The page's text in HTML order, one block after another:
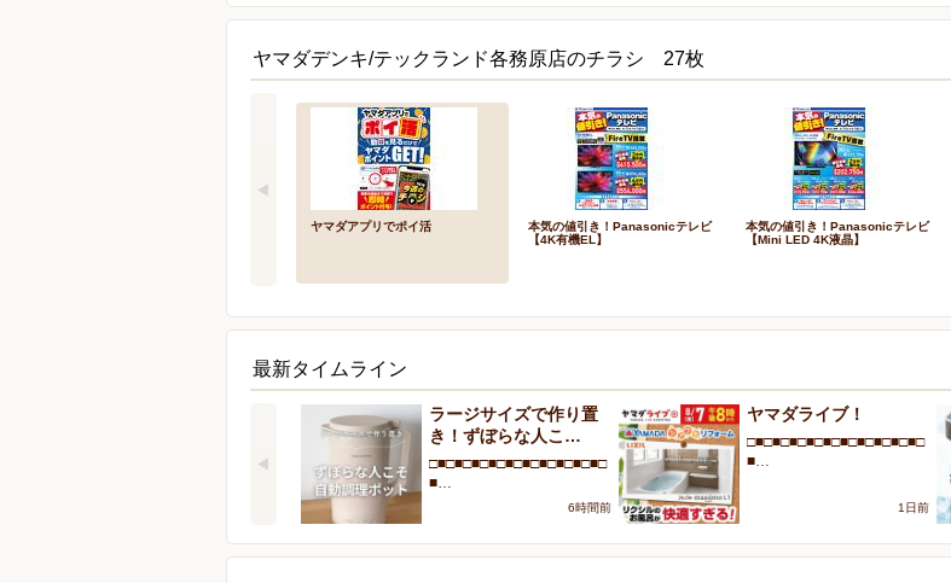
ヤマダデンキ/テックランド各務原店のチラシ 27枚
ヤマダアプリでポイ活
本気の値引き！Panasonicテレビ
【4K有機EL】
本気の値引き！Panasonicテレビ
【Mini LED 4K液晶】
最新タイムライン
ラージサイズで作り置
き！ずぼらな人こ…
□■□■□■□■□■□■□■□■□■□■□
■…
6時間前
ヤマダライブ！
□■□■□■□■□■□■□■□■□■□■□
■…
1日前